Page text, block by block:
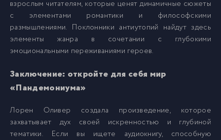
029 - Тогда
30 030 - Сейчас
31 031 - Сейчас
33 033 - Сейчас
взрослым читателям, которые ценят динамичные сюжеты
с элементами романтики и философскими
размышлениями. Поклонники антиутопий найдут здесь
элементы жанра в сочетании с глубокими
эмоциональными переживаниями героев.
Заключение: откройте для себя мир
«Пандемониума»
Лорен Оливер создала произведение, которое
захватывает дух своей искренностью и глубиной
тематики. Если вы ищете аудиокнигу, способную